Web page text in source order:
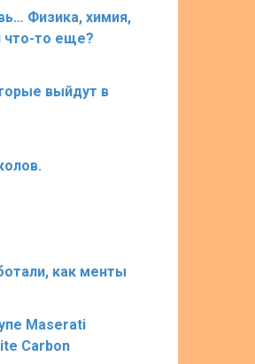
Физика, химия,
что-то еще?
выйдут в
как менты
Maserati
Carbon